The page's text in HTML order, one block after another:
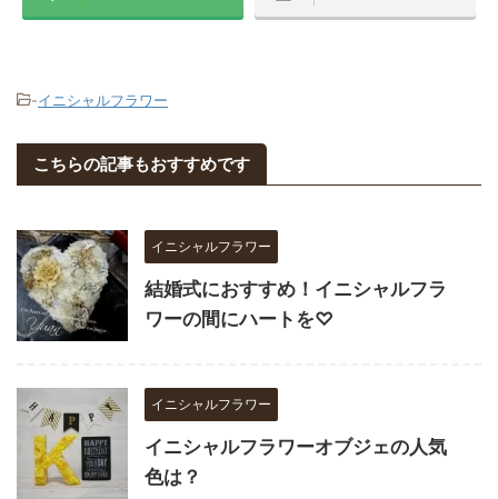
-イニシャルフラワー
こちらの記事もおすすめです
イニシャルフラワー
結婚式におすすめ！イニシャルフラ
ワーの間にハートを♡
イニシャルフラワー
イニシャルフラワーオブジェの人気
色は？